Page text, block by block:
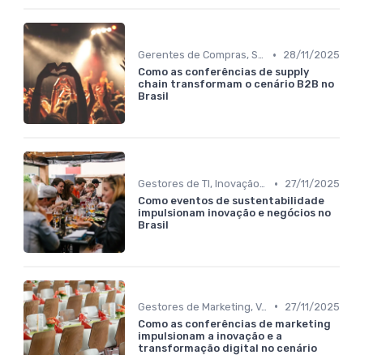
Gerentes de Compras, Suprimentos e Supply Chain •
28/11/2025
Como as conferências de supply
chain transformam o cenário B2B no
Brasil
Gestores de TI, Inovação e Transformação Digital •
27/11/2025
Como eventos de sustentabilidade
impulsionam inovação e negócios no
Brasil
Gestores de Marketing, Vendas e Growth •
27/11/2025
Como as conferências de marketing
impulsionam a inovação e a
transformação digital no cenário